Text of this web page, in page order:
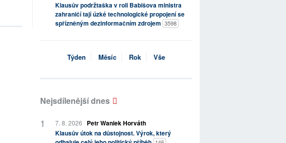
Klausův podržtaška v roli Babišova ministra
zahraničí tají úzké technologické propojení se
spřízněným dezinformačním zdrojem 3598
Týden Měsíc Rok Vše
Nejsdílenější dnes
7. 8. 2026
Petr Waniek Horváth
Klausův útok na důstojnost. Výrok, který